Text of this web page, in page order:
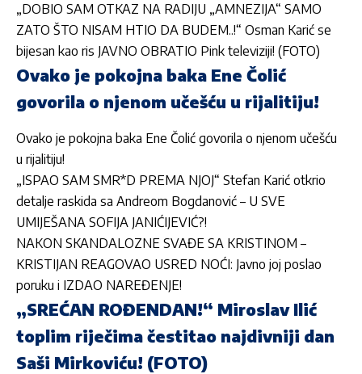
„DOBIO SAM OTKAZ NA RADIJU „AMNEZIJA“ SAMO
ZATO ŠTO NISAM HTIO DA BUDEM..!“ Osman Karić se
bijesan kao ris JAVNO OBRATIO Pink televiziji! (FOTO)
Ovako je pokojna baka Ene Čolić
govorila o njenom učešću u rijalitiju!
Ovako je pokojna baka Ene Čolić govorila o njenom učešću
u rijalitiju!
„ISPAO SAM SMR*D PREMA NJOJ“ Stefan Karić otkrio
detalje raskida sa Andreom Bogdanović – U SVE
UMIJEŠANA SOFIJA JANIĆIJEVIĆ?!
NAKON SKANDALOZNE SVAĐE SA KRISTINOM –
KRISTIJAN REAGOVAO USRED NOĆI: Javno joj poslao
poruku i IZDAO NAREĐENJE!
„SREĆAN ROĐENDAN!“ Miroslav Ilić
toplim riječima čestitao najdivniji dan
Saši Mirkoviću! (FOTO)